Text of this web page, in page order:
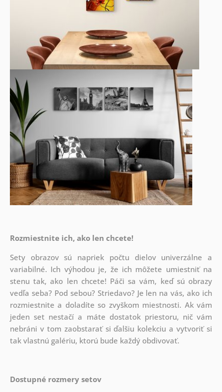
Rozmiestnite ich, ako len chcete!
Sety obrazov sú napriek počtu dielov univerzálne a
variabilné. Ich výhodou je, že ich môžete umiestniť na
stenu tak, ako len chcete! Páči sa vám, keď sú obrazy
vedľa seba? Pod sebou? Striedavo? Je len na vás, ako ich
rozmiestnite a doladíte so zvyškom miestnosti. Ak vám
jeden set nestačí a máte dostatok priestoru, nič vám
nebráni v tom zaobstarať si ďalšiu kolekciu a vytvoriť si
tak vlastnú galériu, ktorú bude každý obdivovať.
Dostupné rozmery setov